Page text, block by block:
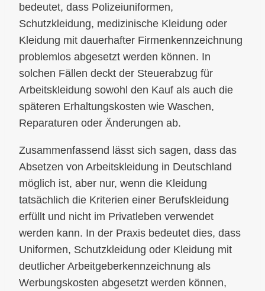
bedeutet, dass Polizeiuniformen,
Schutzkleidung, medizinische Kleidung oder
Kleidung mit dauerhafter Firmenkennzeichnung
problemlos abgesetzt werden können. In
solchen Fällen deckt der Steuerabzug für
Arbeitskleidung sowohl den Kauf als auch die
späteren Erhaltungskosten wie Waschen,
Reparaturen oder Änderungen ab.
Zusammenfassend lässt sich sagen, dass das
Absetzen von Arbeitskleidung in Deutschland
möglich ist, aber nur, wenn die Kleidung
tatsächlich die Kriterien einer Berufskleidung
erfüllt und nicht im Privatleben verwendet
werden kann. In der Praxis bedeutet dies, dass
Uniformen, Schutzkleidung oder Kleidung mit
deutlicher Arbeitgeberkennzeichnung als
Werbungskosten abgesetzt werden können,